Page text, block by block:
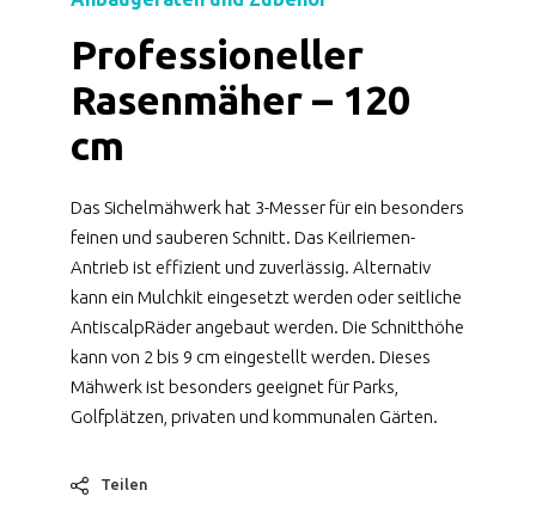
Professioneller
Rasenmäher – 120
cm
Das Sichelmähwerk hat 3-Messer für ein besonders
feinen und sauberen Schnitt. Das Keilriemen-
Antrieb ist effizient und zuverlässig. Alternativ
kann ein Mulchkit eingesetzt werden oder seitliche
AntiscalpRäder angebaut werden. Die Schnitthöhe
kann von 2 bis 9 cm eingestellt werden. Dieses
Mähwerk ist besonders geeignet für Parks,
Golfplätzen, privaten und kommunalen Gärten.
Teilen